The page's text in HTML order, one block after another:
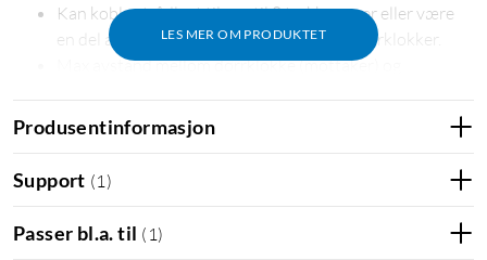
LES MER OM PRODUKTET
Kan kobles trådløst til opptil 8 trykknapper eller være
en del av en større installasjon med flere dørklokker.
Max avstand mellom dørrklokke (mottaker) og
Velg mellom 36 ulike ringesignaler.
Max avstand mellom enheter: 100 m
Produsentinformasjon
Support (1 )
Passer bl.a. til ( 1 )